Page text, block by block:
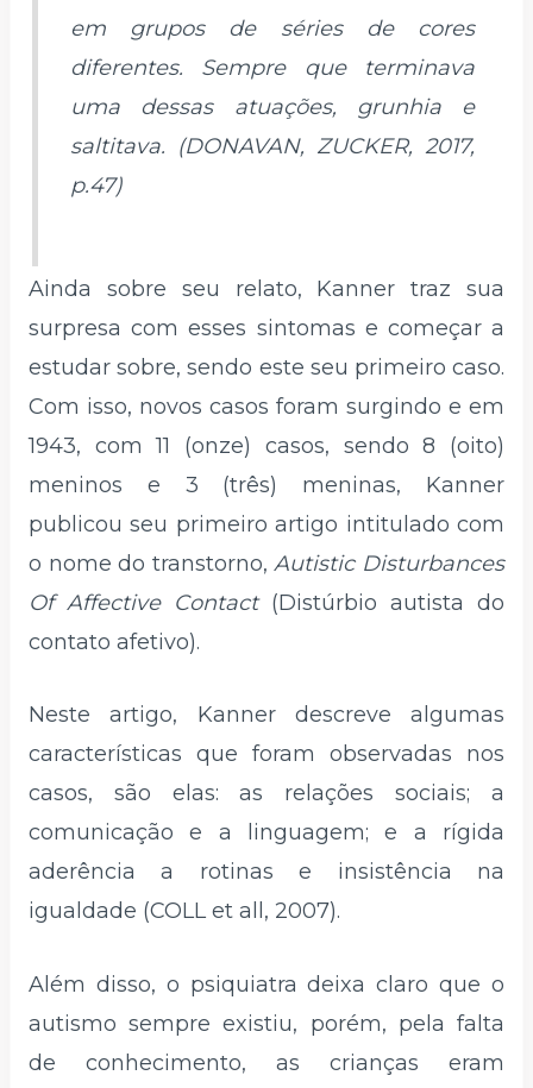
em grupos de séries de cores
diferentes. Sempre que terminava
uma dessas atuações, grunhia e
saltitava. (DONAVAN, ZUCKER, 2017,
p.47)
Ainda sobre seu relato, Kanner traz sua
surpresa com esses sintomas e começar a
estudar sobre, sendo este seu primeiro caso.
Com isso, novos casos foram surgindo e em
1943, com 11 (onze) casos, sendo 8 (oito)
meninos e 3 (três) meninas, Kanner
publicou seu primeiro artigo intitulado com
o nome do transtorno,Autistic Disturbances
Of Affective Contact (Distúrbio autista do
contato afetivo).
Neste artigo, Kanner descreve algumas
características que foram observadas nos
casos, são elas: as relações sociais; a
comunicação e a linguagem; e a rígida
aderência a rotinas e insistência na
igualdade (COLL et all, 2007).
Além disso, o psiquiatra deixa claro que o
autismo sempre existiu, porém, pela falta
de conhecimento, as crianças eram